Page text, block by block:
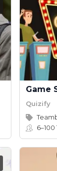
Game
Quizify
6–100